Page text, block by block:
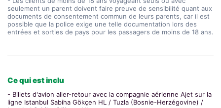
seulement un parent doivent faire preuve de sensibilité quant aux
documents de consentement commun de leurs parents, car il est
possible que la police exige une telle documentation lors des
entrées et sorties de pays pour les passagers de moins de 18 ans.
Ce qui est inclu
- Billets d'avion aller-retour avec la compagnie aérienne Ajet sur la
ligne Istanbul Sabiha Gökçen HL / Tuzla (Bosnie-Herzégovine) /